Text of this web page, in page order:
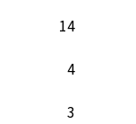
14
4
3